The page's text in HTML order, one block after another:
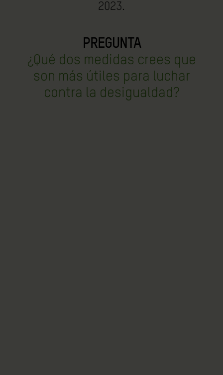
2023.
PREGUNTA
¿Qué dos medidas crees que
son más útiles para luchar
contra la desigualdad?